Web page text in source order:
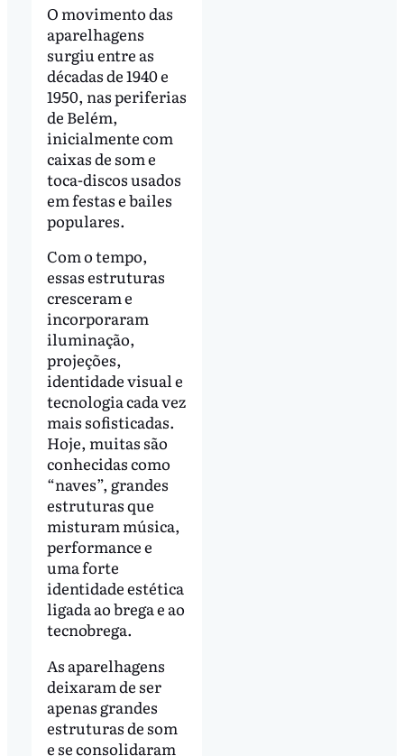
O movimento das
aparelhagens
surgiu entre as
décadas de 1940 e
1950, nas periferias
de Belém,
inicialmente com
caixas de som e
toca-discos usados
em festas e bailes
populares.
Com o tempo,
essas estruturas
cresceram e
incorporaram
iluminação,
projeções,
identidade visual e
tecnologia cada vez
mais sofisticadas.
Hoje, muitas são
conhecidas como
“naves”, grandes
estruturas que
misturam música,
performance e
uma forte
identidade estética
ligada ao brega e ao
tecnobrega.
As aparelhagens
deixaram de ser
apenas grandes
estruturas de som
e se consolidaram